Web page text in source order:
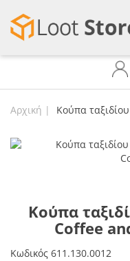
Αρχική Κούπα
Κούπα
Coffee
Κωδικός 611.130.0012